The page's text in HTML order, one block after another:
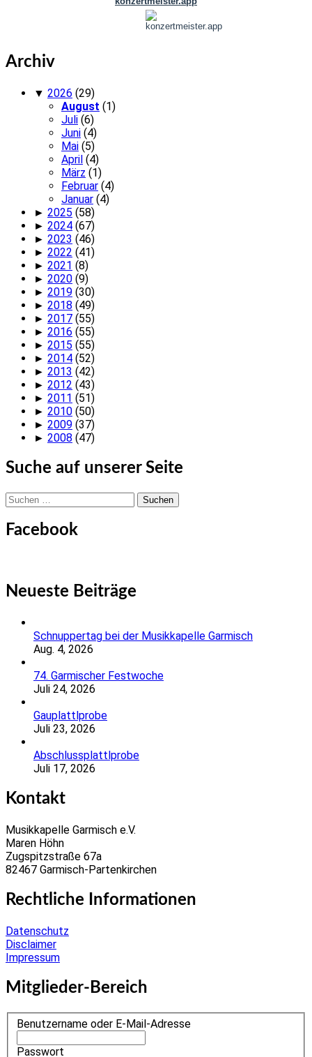
Archiv
▼ 2026 (29)
August (1)
Juli (6)
Juni (4)
Mai (5)
April (4)
März (1)
Februar (4)
Januar (4)
► 2025 (58)
► 2024 (67)
► 2023 (46)
► 2022 (41)
► 2021 (8)
► 2020 (9)
► 2019 (30)
► 2018 (49)
► 2017 (55)
► 2016 (55)
► 2015 (55)
► 2014 (52)
► 2013 (42)
► 2012 (43)
► 2011 (51)
► 2010 (50)
► 2009 (37)
► 2008 (47)
Suche auf unserer Seite
Suchen
nach:
Facebook
Neueste Beiträge
Schnuppertag bei der Musikkapelle Garmisch
Aug. 4, 2026
74. Garmischer Festwoche
Juli 24, 2026
Gauplattlprobe
Juli 23, 2026
Abschlussplattlprobe
Juli 17, 2026
Kontakt
Musikkapelle Garmisch e.V.
Maren Höhn
Zugspitzstraße 67a
82467 Garmisch-Partenkirchen
Rechtliche Informationen
Datenschutz
Disclaimer
Impressum
Mitglieder-Bereich
Benutzername oder E-Mail-Adresse
Passwort